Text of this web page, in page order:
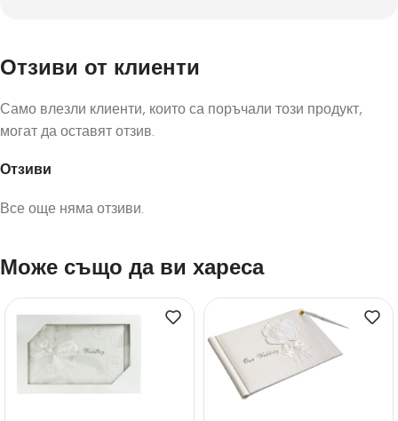
Отзиви от клиенти
Отзиви
Все още няма отзиви.
Само влезли клиенти, които са поръчали този продукт,
могат да оставят отзив.
Може също да ви хареса